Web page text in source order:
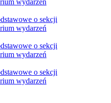
wydarzeń
o sekcji
wydarzeń
o sekcji
wydarzeń
o sekcji
wydarzeń